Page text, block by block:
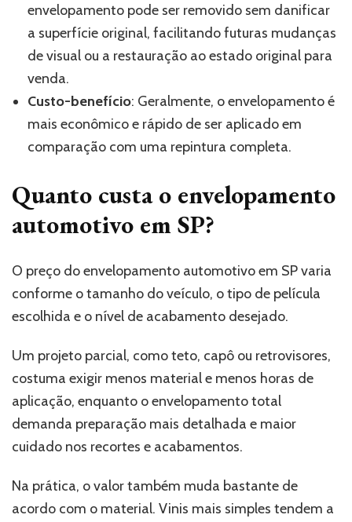
envelopamento pode ser removido sem danificar
a superfície original, facilitando futuras mudanças
de visual ou a restauração ao estado original para
venda.
Custo-benefício: Geralmente, o envelopamento é
mais econômico e rápido de ser aplicado em
comparação com uma repintura completa.
Quanto custa o envelopamento
automotivo em SP?
O preço do envelopamento automotivo em SP varia
conforme o tamanho do veículo, o tipo de película
escolhida e o nível de acabamento desejado.
Um projeto parcial, como teto, capô ou retrovisores,
costuma exigir menos material e menos horas de
aplicação, enquanto o envelopamento total
demanda preparação mais detalhada e maior
cuidado nos recortes e acabamentos.
Na prática, o valor também muda bastante de
acordo com o material. Vinis mais simples tendem a